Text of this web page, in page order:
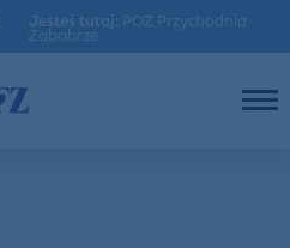
Jesteś tutaj: POZ Przychodnia
Zabobrze